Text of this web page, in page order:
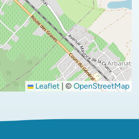
Leaflet | © OpenStreetMap